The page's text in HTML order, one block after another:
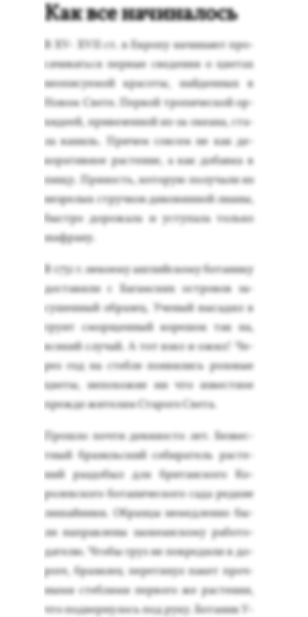
Как все начиналось
В XV- XVІІ ст. в Ев­ро­пу на­чина­ют про­
сачи­вать­ся пер­вые све­дения о цве­тах
не­опи­су­емой кра­соты, най­ден­ных в
Но­вом Све­те. Пер­вой тро­пичес­кой ор­
хи­де­ей, при­везен­ной из-за оке­ана, ста­
ла ва­ниль. При­чем сов­сем не как де­
кора­тив­ное рас­те­ние, а как до­бав­ка в
пи­щу. Пря­ность, ко­торую по­луча­ли из
нез­ре­лых струч­ков ди­ковин­ной ли­аны,
быс­тро до­рожа­ла и ус­ту­пала толь­ко
шаф­ра­ну.
В 1731 г. не­ко­ему ан­глий­ско­му бо­тани­ку
дос­та­вили с Ба­гам­ских ос­тро­вов за­
сушен­ный об­ра­зец. Уче­ный вы­садил в
грунт смор­щенный ко­решок так на,
вся­кий слу­чай. А тот взял и ожил! Че­
рез год на стеб­ле по­яви­лись ро­зовые
цве­ты, не­похо­жие ни что из­вес­тное
преж­де жи­телям Ста­рого Све­та.
Прош­ло поч­ти де­вянос­то лет. Без­вес­
тный бра­зиль­ский со­бира­тель рас­те­
ний раз­до­был для бри­тан­ско­го Ко­
ролев­ско­го бо­тани­чес­ко­го са­да ред­кие
ли­шай­ни­ки. Об­разцы не­мед­ленно бы­
ли нап­равле­ны за­оке­ан­ско­му ра­бото­
дате­лю. Что­бы груз не пов­ре­дили в до­
роге, бра­зилец пе­ретя­нул па­кет проч­
ны­ми стеб­ля­ми пер­во­го же рас­те­ния,
что под­верну­лось под ру­ку. Бо­таник У­